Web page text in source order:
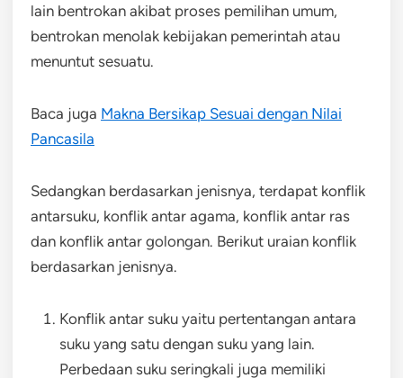
lain bentrokan akibat proses pemilihan umum,
bentrokan menolak kebijakan pemerintah atau
menuntut sesuatu.
Baca juga Makna Bersikap Sesuai dengan Nilai
Pancasila
Sedangkan berdasarkan jenisnya, terdapat konflik
antarsuku, konflik antar agama, konflik antar ras
dan konflik antar golongan. Berikut uraian konflik
berdasarkan jenisnya.
Konflik antar suku yaitu pertentangan antara
suku yang satu dengan suku yang lain.
Perbedaan suku seringkali juga memiliki